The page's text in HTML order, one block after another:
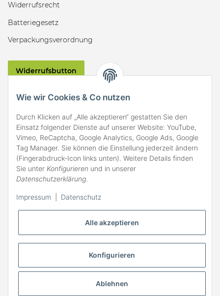
Alle akzeptieren
Konfigurieren
Ablehnen
Wie wir Cookies & Co nutzen
Durch Klicken auf „Alle akzeptieren“ gestatten Sie den
Einsatz folgender Dienste auf unserer Website: YouTube,
Vimeo, ReCaptcha, Google Analytics, Google Ads, Google
Tag Manager. Sie können die Einstellung jederzeit ändern
(Fingerabdruck-Icon links unten). Weitere Details finden
Sie unter Konfigurieren und in unserer
Datenschutzerklärung.
Impressum Datenschutz
Widerrufsrecht
Batteriegesetz
Verpackungsverordnung
Widerrufsbutton
ZAHLARTEN
* Alle Preise inkl. gesetzlicher MwSt., zzgl.